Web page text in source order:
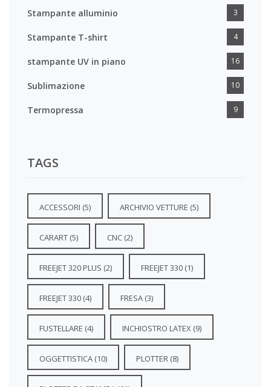
Stampante alluminio 3
Stampante T-shirt 4
stampante UV in piano 16
Sublimazione 10
Termopressa 9
TAGS
ACCESSORI (5) ARCHIVIO VETTURE (5)
CARART (5) CNC (2)
FREEJET 320 PLUS (2) FREEJET 330 (1)
FREEJET 330 (4) FRESA (3)
FUSTELLARE (4) INCHIOSTRO LATEX (9)
OGGETTISTICA (10) PLOTTER (8)